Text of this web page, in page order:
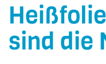
sind die